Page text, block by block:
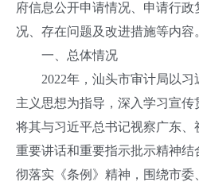
府信息公开申请情况、申请行
况、存在问题及改进措施等内容
一、总体情况
2022年，汕头市审计局以习
主义思想为指导，深入学习宣
将其与习近平总书记视察广东
重要讲话和重要指示批示精神
彻落实《条例》精神，围绕市